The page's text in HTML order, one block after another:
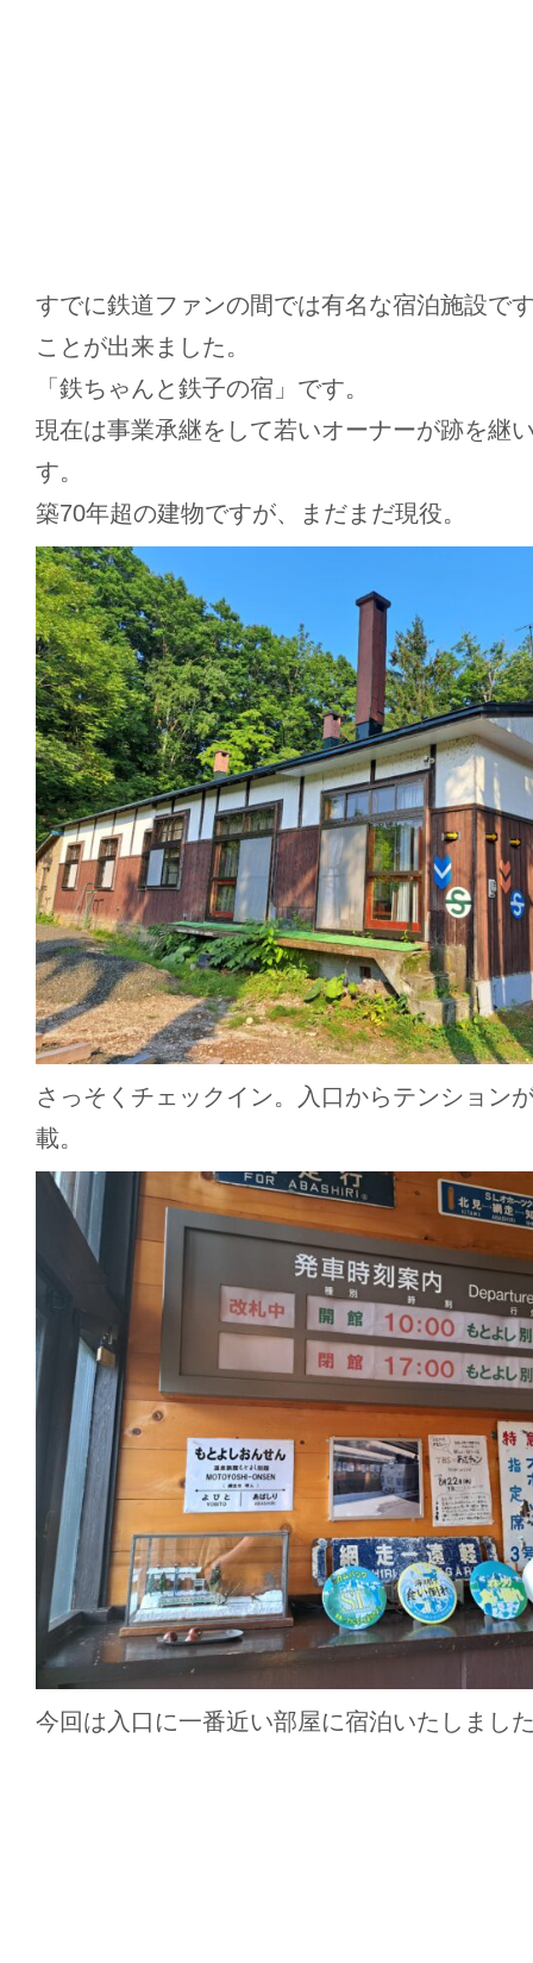
すでに鉄道ファンの間では有名な宿泊施設で
ことが出来ました。
「鉄ちゃんと鉄子の宿」です。
現在は事業承継をして若いオーナーが跡を継
す。
築70年超の建物ですが、まだまだ現役。
さっそくチェックイン。入口からテンション
載。
今回は入口に一番近い部屋に宿泊いたしまし